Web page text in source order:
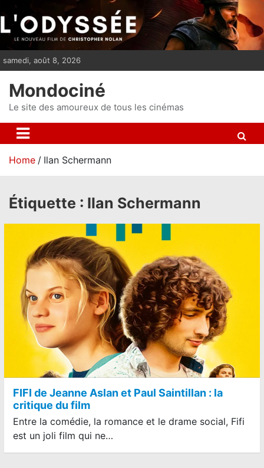
i
p
n
t
samedi, août 8, 2026
Mondociné
Le site des amoureux de tous les cinémas
Home Ilan Schermann
Étiquette : Ilan Schermann
FIFI de Jeanne Aslan et Paul Saintillan : la
critique du film
Entre la comédie, la romance et le drame social, Fifi
est un joli film qui ne…